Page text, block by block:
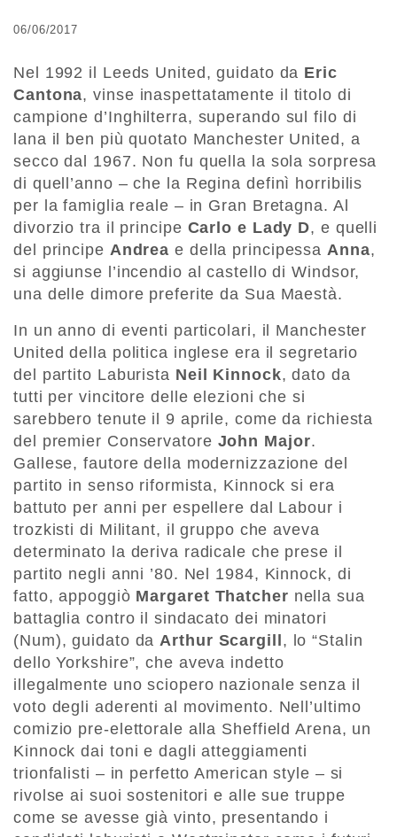
06/06/2017
Nel 1992 il Leeds United, guidato da Eric
Cantona, vinse inaspettatamente il titolo di
campione d’Inghilterra, superando sul filo di
lana il ben più quotato Manchester United, a
secco dal 1967. Non fu quella la sola sorpresa
di quell’anno – che la Regina definì horribilis
per la famiglia reale – in Gran Bretagna. Al
divorzio tra il principe Carlo e Lady D, e quelli
del principe Andrea e della principessaAnna,
si aggiunse l’incendio al castello di Windsor,
una delle dimore preferite da Sua Maestà.
In un anno di eventi particolari, il Manchester
United della politica inglese era il segretario
del partito Laburista Neil Kinnock, dato da
tutti per vincitore delle elezioni che si
sarebbero tenute il 9 aprile, come da richiesta
del premier Conservatore John Major.
Gallese, fautore della modernizzazione del
partito in senso riformista, Kinnock si era
battuto per anni per espellere dal Labour i
trozkisti di Militant, il gruppo che aveva
determinato la deriva radicale che prese il
partito negli anni ’80. Nel 1984, Kinnock, di
fatto, appoggiò Margaret Thatcher nella sua
battaglia contro il sindacato dei minatori
(Num), guidato daArthur Scargill , lo “Stalin
dello Yorkshire”, che aveva indetto
illegalmente uno sciopero nazionale senza il
voto degli aderenti al movimento. Nell’ultimo
comizio pre-elettorale alla Sheffield Arena, un
Kinnock dai toni e dagli atteggiamenti
trionfalisti – in perfetto American style – si
rivolse ai suoi sostenitori e alle sue truppe
come se avesse già vinto, presentando i